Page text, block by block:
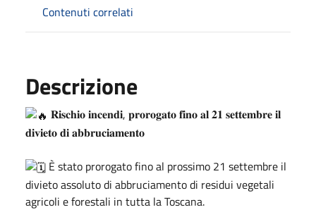
Contenuti correlati
Descrizione
𝐑𝐢𝐬𝐜𝐡𝐢𝐨 𝐢𝐧𝐜𝐞𝐧𝐝𝐢, 𝐩𝐫𝐨𝐫𝐨𝐠𝐚𝐭𝐨 𝐟𝐢𝐧𝐨 𝐚𝐥 𝟐𝟏 𝐬𝐞𝐭𝐭𝐞𝐦𝐛𝐫𝐞 𝐢𝐥
𝐝𝐢𝐯𝐢𝐞𝐭𝐨 𝐝𝐢 𝐚𝐛𝐛𝐫𝐮𝐜𝐢𝐚𝐦𝐞𝐧𝐭𝐨
È stato prorogato fino al prossimo 21 settembre il
divieto assoluto di abbruciamento di residui vegetali
agricoli e forestali in tutta la Toscana.